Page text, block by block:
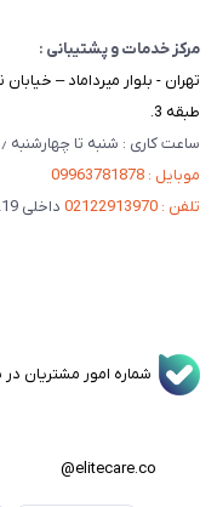
مرکز خدمات و پشتیبانی :
طبقه 3.
ساعت کاری : شنبه تا چهارشنبه ٫ 10 صبح الی 5 عصر
موبایل : 09963781878
تلفن : 02122913970
داخلی 219 و 217 - داخلی مستقیم بخش فنی 201
شماره امور مشتریان در پیامرسان